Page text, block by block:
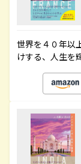
世界を４０年以
けする、人生を